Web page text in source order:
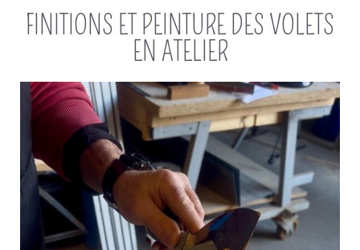
FINITIONS ET PEINTURE DES VOLETS
EN ATELIER